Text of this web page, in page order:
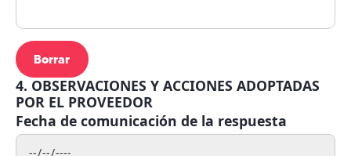
Borrar
4. OBSERVACIONES Y ACCIONES ADOPTADAS
POR EL PROVEEDOR
Fecha de comunicación de la respuesta